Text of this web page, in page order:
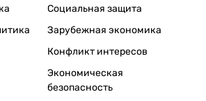
Социальная защита
Зарубежная экономика
Конфликт интересов
Экономическая
безопасность